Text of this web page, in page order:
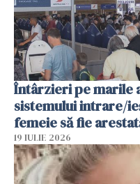
Întârzieri pe marile
sistemului intrare/
femeie să fie
19 IULIE 2026